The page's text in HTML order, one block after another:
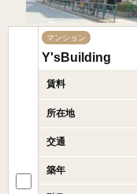
マンション
Y'sBuilding
賃料
所在地
交通
築年